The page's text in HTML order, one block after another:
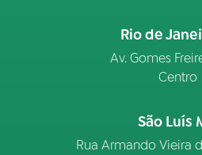
Rio de
Av. Gomes
Centro
São Luís
Rua Armando Vieira